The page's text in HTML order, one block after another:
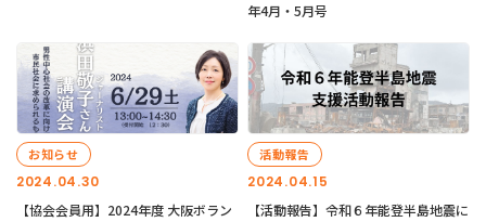
年4月・5月号
2024.04.30
お知らせ
【協会会員用】2024年度 大阪ボラン
2024.04.15
活動報告
【活動報告】令和６年能登半島地震に